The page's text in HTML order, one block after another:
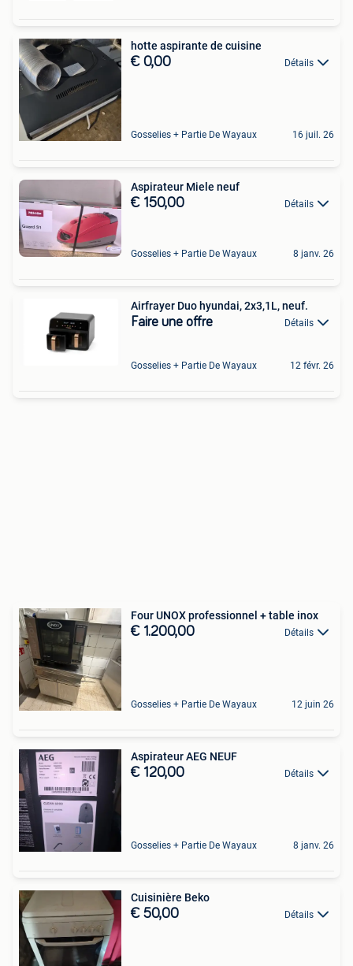
hotte aspirante de cuisine
€ 0,00 Détails
Gosselies + Partie De Wayaux 16 juil. 26
Aspirateur Miele neuf
€ 150,00 Détails
Gosselies + Partie De Wayaux 8 janv. 26
Airfrayer Duo hyundai, 2x3,1L, neuf.
Faire une offre Détails
Gosselies + Partie De Wayaux 12 févr. 26
Four UNOX professionnel + table inox
€ 1.200,00 Détails
Gosselies + Partie De Wayaux 12 juin 26
Aspirateur AEG NEUF
€ 120,00 Détails
Gosselies + Partie De Wayaux 8 janv. 26
Cuisinière Beko
€ 50,00 Détails